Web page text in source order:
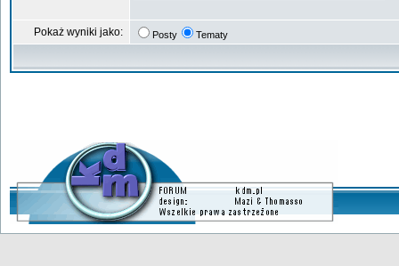
Pokaż wyniki jako: Posty Tematy